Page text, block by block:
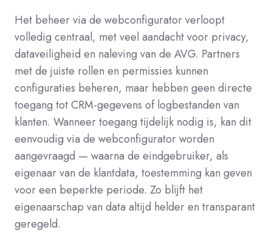
Het beheer via de webconfigurator verloopt
volledig centraal, met veel aandacht voor privacy,
dataveiligheid en naleving van de AVG. Partners
met de juiste rollen en permissies kunnen
configuraties beheren, maar hebben geen directe
toegang tot CRM-gegevens of logbestanden van
klanten. Wanneer toegang tijdelijk nodig is, kan dit
eenvoudig via de webconfigurator worden
aangevraagd — waarna de eindgebruiker, als
eigenaar van de klantdata, toestemming kan geven
voor een beperkte periode. Zo blijft het
eigenaarschap van data altijd helder en transparant
geregeld.